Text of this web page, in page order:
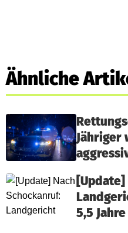
Ähnliche
Jähriger
5,5